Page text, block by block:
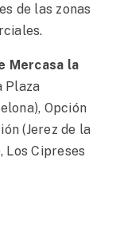
de las zonas
Mercasa la
Plaza
Opción
(Jerez de la
Los Cipreses